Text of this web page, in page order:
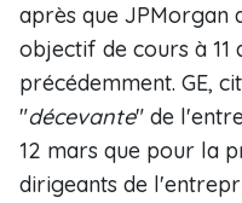
après que JPMorgan
objectif de cours à
précédemment. GE,
"décevante" de
12 mars que pour la
dirigeants de